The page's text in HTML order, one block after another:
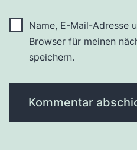
Name, E-Mail-Adresse
Browser für meinen
speichern.